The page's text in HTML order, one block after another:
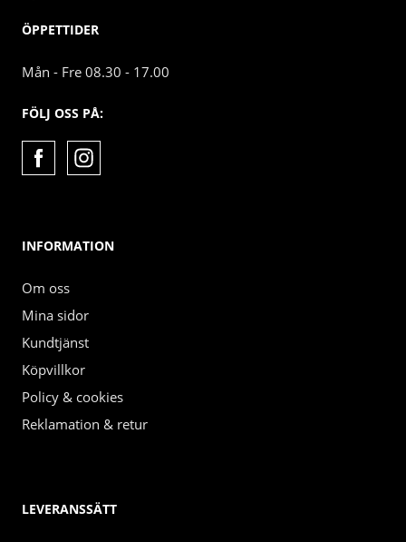
ÖPPETTIDER
Mån - Fre 08.30 - 17.00
FÖLJ OSS PÅ:
INFORMATION
Om oss
Mina sidor
Kundtjänst
Köpvillkor
Policy & cookies
Reklamation & retur
LEVERANSSÄTT